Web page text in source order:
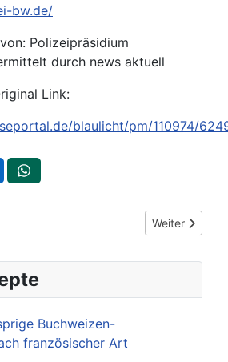
bw.de/
Polizeipräsidium
durch news aktuell
Link:
blaulicht/pm/110974/
KA: (KA) Ubstadt-Weiher - Tödlicher
Nächster
Weiter
Buchweizen-
französischer Art